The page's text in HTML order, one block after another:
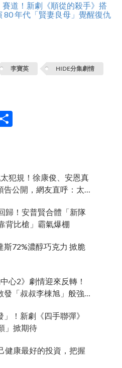
道！新劇《順從的殺手》搭
80 年代「賢妻良母」覺醒復仇
李寶英 HIDE分集劇情
犯規！徐康俊、安恩真
告公開，網友直呼：太
歸！安普賢合體「新隊
背比槍」霸氣爆棚
72%濃醇巧克力 掀脆
心2》劇情迎來反轉！
發「叔叔李棟旭」般強
！新劇《四手聯彈》
」掀期待
健康最好的投資，把握